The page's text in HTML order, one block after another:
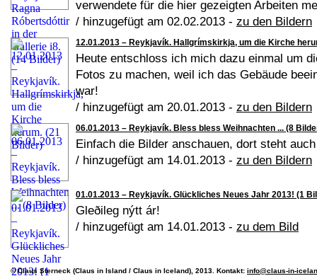
verwendete für die hier gezeigten Arbeiten
/ hinzugefügt am 02.02.2013 - zu den Bildern
12.01.2013 – Reykjavík. Hallgrímskirkja, um die Kirche
Heute entschloss ich mich dazu einmal um
Fotos zu machen, weil ich das Gebäude
war!
/ hinzugefügt am 20.01.2013 - zu den Bildern
06.01.2013 – Reykjavík. Bless bless Weihnachten ... (8
Einfach die Bilder anschauen, dort steht
/ hinzugefügt am 14.01.2013 - zu den Bildern
01.01.2013 – Reykjavík. Glückliches Neues Jahr 2013! (1
Gleðileg nýtt ár!
/ hinzugefügt am 14.01.2013 - zu dem Bild
© Claus Sterneck (Claus in Island / Claus in Iceland), 2013. Kontakt: info@claus-in-